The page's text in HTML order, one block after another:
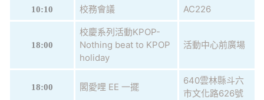
10:10 校務會議 AC226
18:00
校慶系列活動KPOP-
Nothing beat to KPOP
holiday
活動中心前廣場
18:00 閣愛哩 EE 一擺
640雲林縣斗六
市文化路626號